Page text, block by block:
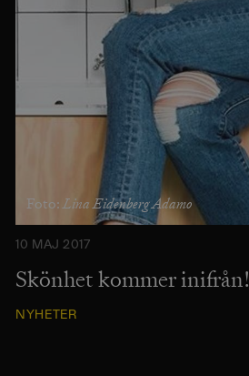
Foto:Lina Eidenberg Adamo
10 MAJ 2017
Skönhet kommer inifrån!
NYHETER